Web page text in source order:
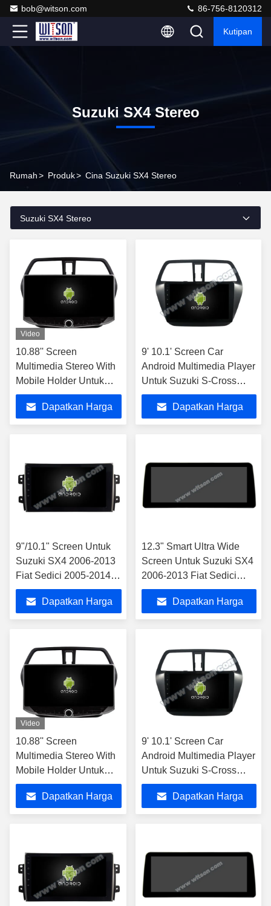
bob@witson.com 86-756-8120312
Kutipan
Suzuki SX4 Stereo
Rumah> Produk> Cina Suzuki SX4 Stereo
Suzuki SX4 Stereo
Video
10.88'' Screen
Multimedia Stereo With
Mobile Holder Untuk
Suzuki SX4 2006-2013
GPS CarPlay Player
Multimed
Dapatkan Harga
9' 10.1' Screen Car
Android Multimedia Player
Untuk Suzuki S-Cross
SX4 2014-2017 2014 S
Cross
Dapatkan Harga
9"/10.1" Screen Untuk
Suzuki SX4 2006-2013
Fiat Sedici 2005-2014
Mobil Stereo
Dapatkan Harga
12.3" Smart Ultra Wide
Screen Untuk Suzuki SX4
2006-2013 Fiat Sedici
2005-2014 Mobil Stereo
Dapatkan Harga
Video
10.88'' Screen
Multimedia Stereo With
Mobile Holder Untuk
Suzuki SX4 2006-2013
GPS CarPlay Player
Multimed
Dapatkan Harga
9' 10.1' Screen Car
Android Multimedia Player
Untuk Suzuki S-Cross
SX4 2014-2017 2014 S
Cross
Dapatkan Harga